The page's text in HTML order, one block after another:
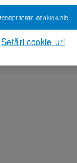
Setări cookie-uri
toate cookie-urile